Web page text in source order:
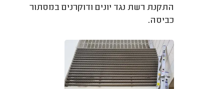
התקנת רשת נגד יונים ודוקרנים במסתור
כביסה.